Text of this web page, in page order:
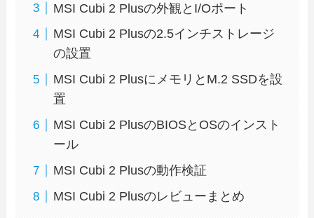
MSI Cubi 2 Plusの外観とI/Oポート
MSI Cubi 2 Plusの2.5インチストレージ
の設置
MSI Cubi 2 PlusにメモリとM.2 SSDを設
置
MSI Cubi 2 PlusのBIOSとOSのインスト
ール
MSI Cubi 2 Plusの動作検証
MSI Cubi 2 Plusのレビューまとめ